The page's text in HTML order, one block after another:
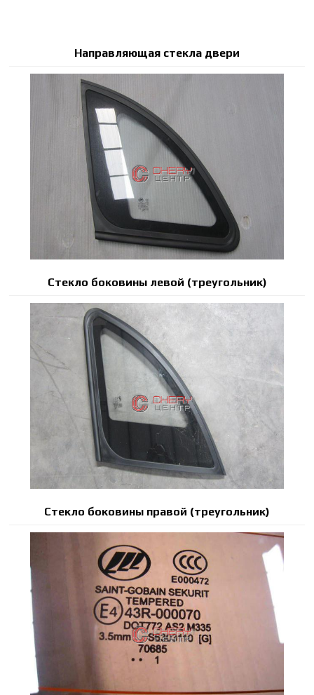
Направляющая стекла двери
Стекло боковины левой (треугольник)
Стекло боковины правой (треугольник)